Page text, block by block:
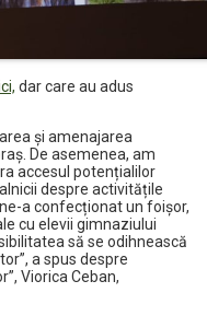
dar care au adus
și amenajarea
De asemenea, am
accesul potențialilor
despre activitățile
a confecționat un foișor,
cu elevii gimnaziului
să se odihnească
a spus despre
Viorica Ceban,